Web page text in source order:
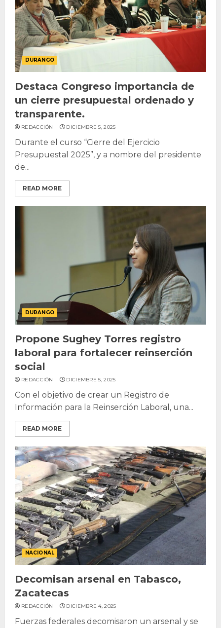
DURANGO
Destaca Congreso importancia de
un cierre presupuestal ordenado y
transparente.
REDACCIÓN DICIEMBRE 5, 2025
Durante el curso “Cierre del Ejercicio
Presupuestal 2025”, y a nombre del presidente
de...
READ MORE
DURANGO
Propone Sughey Torres registro
laboral para fortalecer reinserción
social
REDACCIÓN DICIEMBRE 5, 2025
Con el objetivo de crear un Registro de
Información para la Reinserción Laboral, una...
READ MORE
NACIONAL
Decomisan arsenal en Tabasco,
Zacatecas
REDACCIÓN DICIEMBRE 4, 2025
Fuerzas federales decomisaron un arsenal y se